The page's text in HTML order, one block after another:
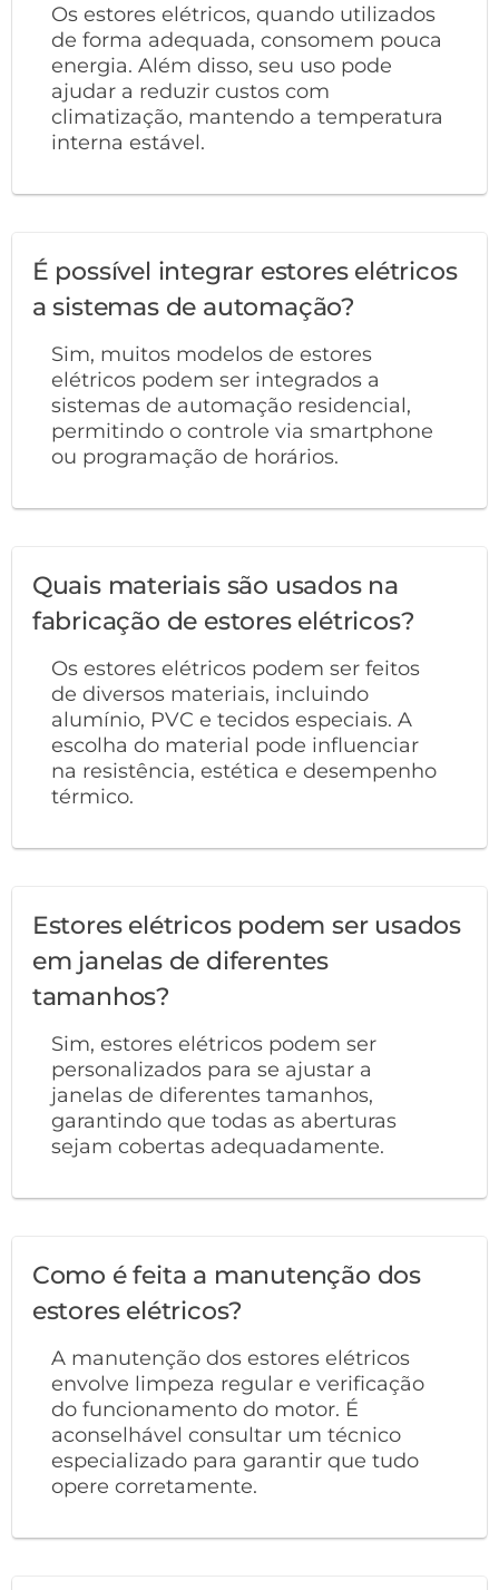
Os estores elétricos, quando utilizados
de forma adequada, consomem pouca
energia. Além disso, seu uso pode
ajudar a reduzir custos com
climatização, mantendo a temperatura
interna estável.
É possível integrar estores elétricos
a sistemas de automação?
Sim, muitos modelos de estores
elétricos podem ser integrados a
sistemas de automação residencial,
permitindo o controle via smartphone
ou programação de horários.
Quais materiais são usados na
fabricação de estores elétricos?
Os estores elétricos podem ser feitos
de diversos materiais, incluindo
alumínio, PVC e tecidos especiais. A
escolha do material pode influenciar
na resistência, estética e desempenho
térmico.
Estores elétricos podem ser usados
em janelas de diferentes
tamanhos?
Sim, estores elétricos podem ser
personalizados para se ajustar a
janelas de diferentes tamanhos,
garantindo que todas as aberturas
sejam cobertas adequadamente.
Como é feita a manutenção dos
estores elétricos?
A manutenção dos estores elétricos
envolve limpeza regular e verificação
do funcionamento do motor. É
aconselhável consultar um técnico
especializado para garantir que tudo
opere corretamente.